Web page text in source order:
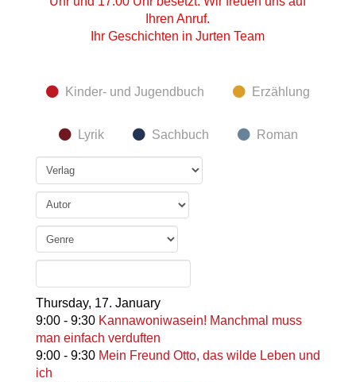
Ihren Anruf.
Ihr Geschichten in Jurten Team
Kinder- und Jugendbuch Erzählung
Lyrik Sachbuch Roman
Thursday, 17. January
9:00- 9:30 Kannawoniwasein! Manchmal muss
man einfach verduften
9:00- 9:30 Mein Freund Otto, das wilde Leben und
ich